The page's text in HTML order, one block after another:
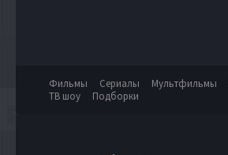
Фильмы Сериалы Мультфильмы
ТВ шоу
Подборки